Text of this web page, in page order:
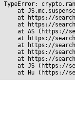
TypeError:
at
at https://
at https://
at AS (https://
at https://
at https://
at https://
at https://
at JS (https://
at Hu (https://